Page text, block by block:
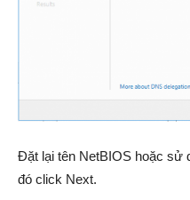
Đặt lại tên NetBIOS hoặc sử
đó click Next.